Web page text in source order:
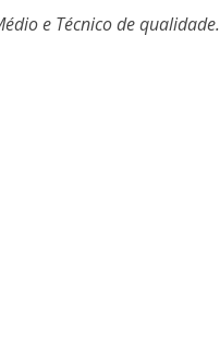
e Técnico de qualidade.